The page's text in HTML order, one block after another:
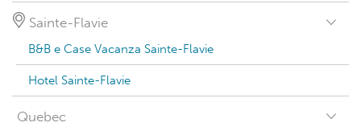
Sainte-Flavie
B&B e Case Vacanza Sainte-Flavie
Hotel Sainte-Flavie
Quebec